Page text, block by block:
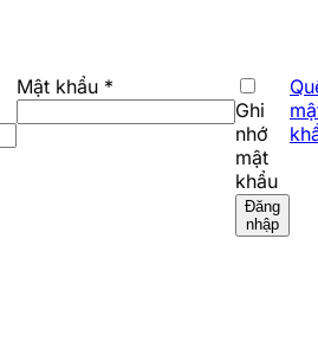
Mật khẩu *
Ghi
nhớ
mật
khẩu
Đăng
nhập